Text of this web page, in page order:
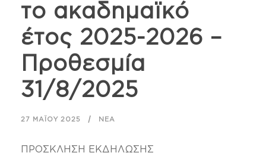
το ακαδημαϊκό
έτος 2025-2026 –
Προθεσμία
31/8/2025
27 ΜΑΪ́ΟΥ 2025 ΝΈΑ
ΠΡΟΣΚΛΗΣΗ ΕΚΔΗΛΩΣΗΣ